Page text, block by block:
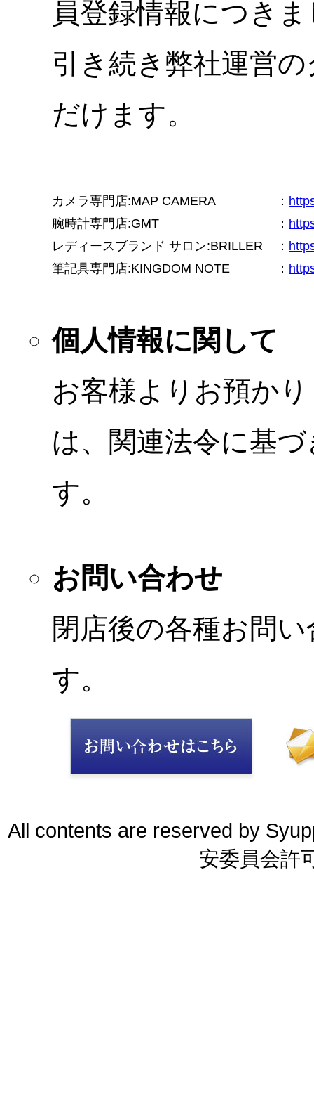
員登録情報につき
引き続き弊社運営
だけます。
カメラ専門店:MAP CAMERA ：
腕時計専門店:GMT
：
レディースブランド サロン:BRILLER
：
筆記具専門店:KINGDOM NOTE
：
個人情報に関して
お客様よりお預か
は、関連法令に基
す。
お問い合わせ
閉店後の各種お問
す。
All contents are reserved by
安委員会許